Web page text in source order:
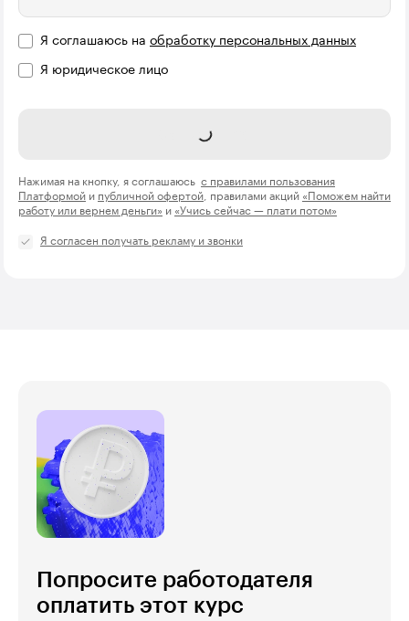
Я соглашаюсь на обработку персональных данных
Я юридическое лицо
Записаться
Нажимая на кнопку, я соглашаюсь с правилами пользования
Платформой и публичной офертой , правилами акций «Поможем найти
работу или вернем деньги» и «Учись сейчас — плати потом»
Я согласен получать рекламу и звонки
Попросите работодателя
оплатить этот курс